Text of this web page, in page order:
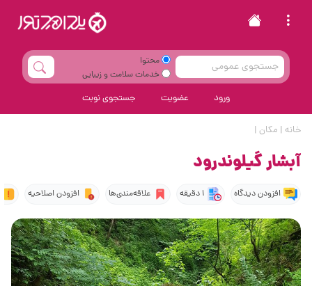
محتوا
خدمات سلامت و زیبایی
ورود عضویت جستجوی نوبت
خانه | مکان |
آبشار گیلوندرود
افزودن دیدگاه 1 دقیقه علاقه‌مندی‌ها افزودن اصلاحیه